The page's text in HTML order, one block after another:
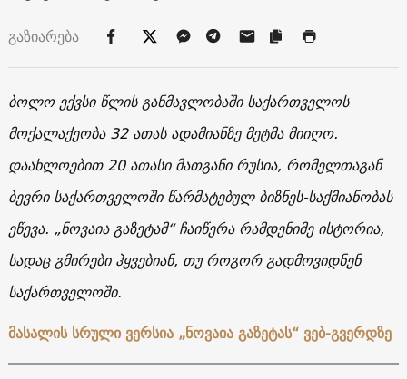
გაზიარება
ბოლო ექვსი წლის განმავლობაში საქართველოს
მოქალაქეობა 32 ათას ადამიანზე მეტმა მიიღო.
დაახლოებით 20 ათასი მათგანი რუსია, რომელთაგან
ბევრი საქართველოში წარმატებულ ბიზნეს-საქმიანობას
ეწევა. „ნოვაია გაზეტამ“ ჩაიწერა რამდენიმე ისტორია,
სადაც გმირები ჰყვებიან, თუ როგორ გადმოვიდნენ
საქართველოში.
მასალის სრული ვერსია „ნოვაია გაზეტას“ ვებ-გვერდზე